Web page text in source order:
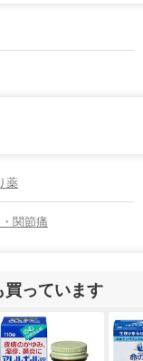
薬
関節痛
っています